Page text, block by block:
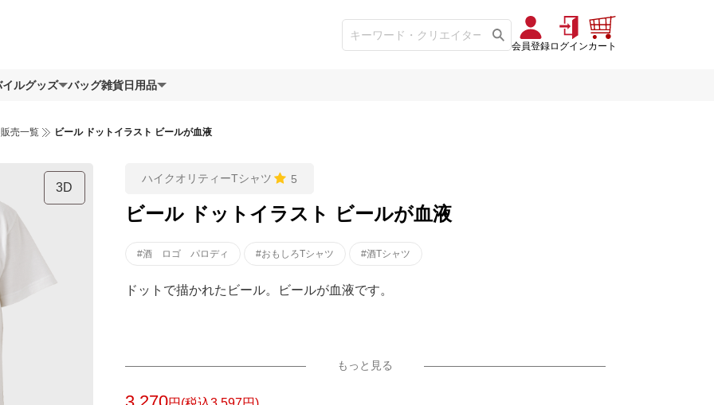
会員登録ログインカート
ルグッズ バッグ雑貨日用品
売一覧 ビール ドットイラスト ビールが血液
3D
ハイクオリティーTシャツ 5
ビール ドットイラスト ビールが血液
#酒 ロゴ パロディ #おもしろTシャツ #酒Tシャツ
ドットで描かれたビール。ビールが血液です。
もっと見る